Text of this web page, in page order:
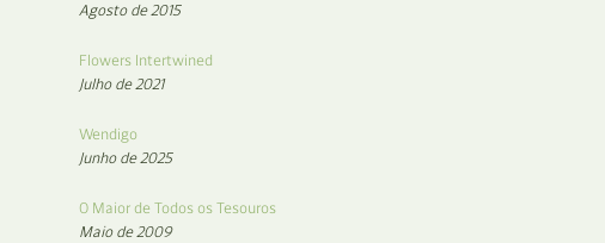
Agosto de 2015
Flowers Intertwined
Julho de 2021
Wendigo
Junho de 2025
O Maior de Todos os Tesouros
Maio de 2009